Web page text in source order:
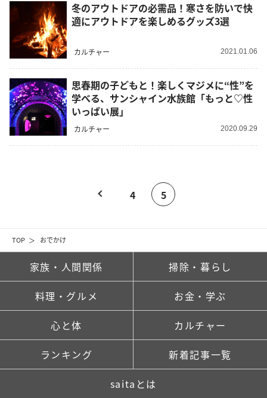
TOP おでかけ
冬のアウトドアの必需品！寒さを防いで快
適にアウトドアを楽しめるグッズ3選
カルチャー 2021.01.06
思春期の子どもと！楽しくマジメに“性”を
学べる、サンシャイン水族館「もっと♡性
いっぱい展」
カルチャー 2020.09.29
4 5
家族・人間関係 掃除・暮らし
料理・グルメ お金・学ぶ
心と体 カルチャー
ランキング 新着記事一覧
saitaとは